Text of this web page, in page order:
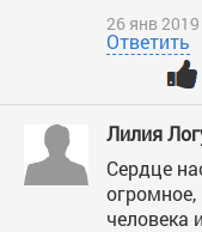
26 янв
Ответить
Лилия
Сердце
человека